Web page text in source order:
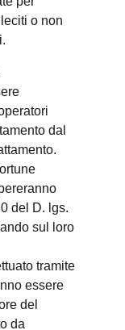
o non
dal
del D. lgs.
sul loro
tramite
essere
del
da